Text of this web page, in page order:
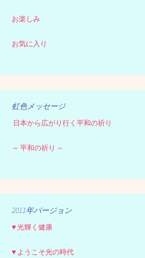
お楽しみ
お気に入り
虹色メッセージ
日本から広がり行く平和の祈り
～ 平和の祈り ～
2011年バージョン
♥ 光輝く健康
♥ ようこそ光の時代